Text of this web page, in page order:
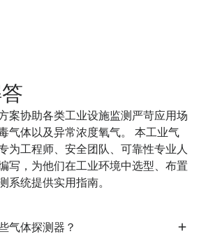
案协助各类工业设施监测严苛应用场
气体以及异常浓度氧气。 本工业气
为工程师、安全团队、可靠性专业人
写，为他们在工业环境中选型、布置
系统提供实用指南。
气体探测器？